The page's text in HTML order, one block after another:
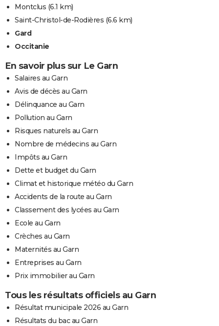
Montclus (6.1 km)
Saint-Christol-de-Rodières (6.6 km)
Gard
Occitanie
En savoir plus sur Le Garn
Salaires au Garn
Avis de décès au Garn
Délinquance au Garn
Pollution au Garn
Risques naturels au Garn
Nombre de médecins au Garn
Impôts au Garn
Dette et budget du Garn
Climat et historique météo du Garn
Accidents de la route au Garn
Classement des lycées au Garn
Ecole au Garn
Crèches au Garn
Maternités au Garn
Entreprises au Garn
Prix immobilier au Garn
Tous les résultats officiels au Garn
Résultat municipale 2026 au Garn
Résultats du bac au Garn